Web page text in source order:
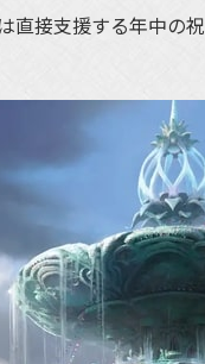
接支援する年中の